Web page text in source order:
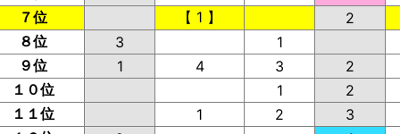
７位
【 1 】 2
８位
3 1
９位
1 4 3
2
１０位
1 2
１１位
1 2
3